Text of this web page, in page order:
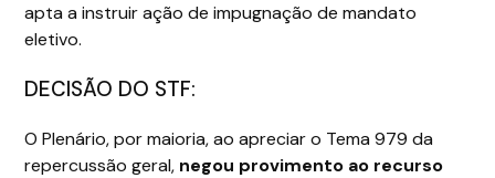
apta a instruir ação de impugnação de mandato
eletivo.
DECISÃO DO STF:
O Plenário, por maioria, ao apreciar o Tema 979 da
repercussão geral, negou provimento ao recurso